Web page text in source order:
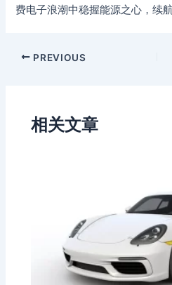
费电子浪潮中稳握能源之心，续
PREVIOUS
相关文章